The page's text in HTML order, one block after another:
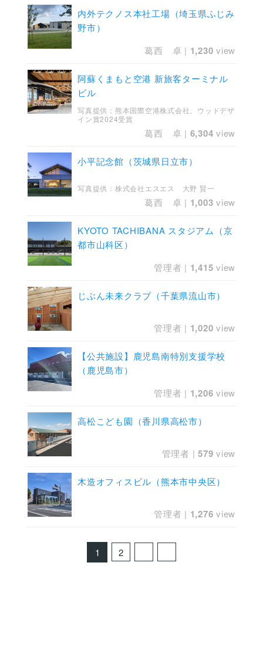
内外テクノス本社工場（埼玉県ふじみ
野市）
葛西 卓 | 1,230 view
阿蘇くまもと空港 新旅客ターミナル
ビル
写真提供：熊本国際空港株式会社、ウッドデザ
イン賞2024受賞
葛西 卓 | 6,304 view
小平記念館（茨城県日立市）
写真提供：株式会社エスエス 大野 賢一
葛西 卓 | 1,003 view
KYOTO TACHIBANA スタジアム（京
都市山科区）
管理者 | 1,415 view
じぶん未来クラブ（千葉県流山市）
管理者 | 1,020 view
【公共施設】鹿児島南特別支援学校
（鹿児島市）
管理者 | 1,206 view
高松こども園（香川県高松市）
管理者 | 579 view
木造オフィスビル（熊本市中央区）
管理者 | 1,276 view
1 2